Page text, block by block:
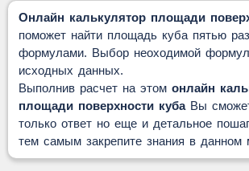
Онлайн калькулятор площади
поможет найти площадь куба пятью
формулами. Выбор неоходимой
исходных данных.
Выполнив расчет на этом онлайн
площади поверхности кубаВы
только ответ но еще и детальное
тем самым закрепите знания в данном